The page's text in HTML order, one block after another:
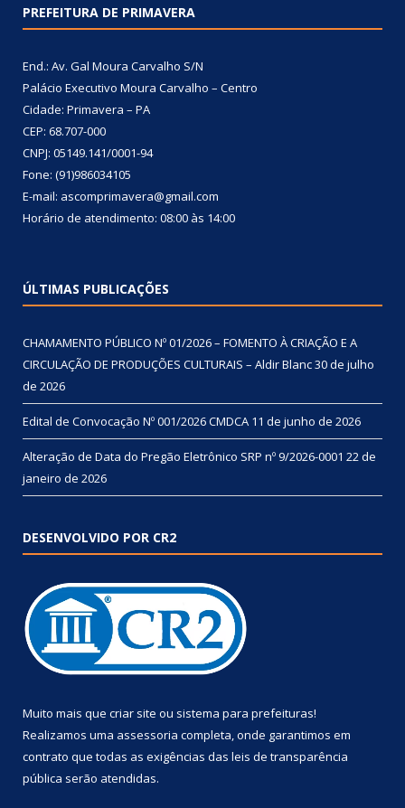
PREFEITURA DE PRIMAVERA
End.: Av. Gal Moura Carvalho S/N
Palácio Executivo Moura Carvalho – Centro
Cidade: Primavera – PA
CEP: 68.707-000
CNPJ: 05149.141/0001-94
Fone: (91)986034105
E-mail: ascomprimavera@gmail.com
Horário de atendimento: 08:00 às 14:00
ÚLTIMAS PUBLICAÇÕES
CHAMAMENTO PÚBLICO Nº 01/2026 – FOMENTO À CRIAÇÃO E A
CIRCULAÇÃO DE PRODUÇÕES CULTURAIS – Aldir Blanc30 de julho
de 2026
Edital de Convocação Nº 001/2026 CMDCA 11 de junho de 2026
Alteração de Data do Pregão Eletrônico SRP nº 9/2026-0001 22 de
janeiro de 2026
DESENVOLVIDO POR CR2
Muito mais que criar site ou sistema para prefeituras!
Realizamos uma assessoria completa, onde garantimos em
contrato que todas as exigências das leis de transparência
pública serão atendidas.